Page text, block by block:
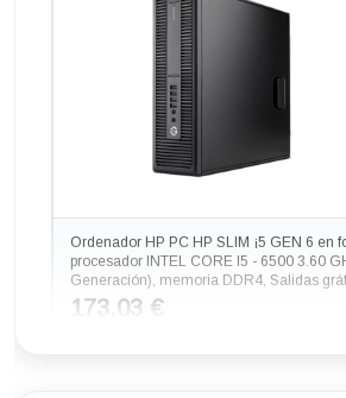
Ordenador HP PC HP SLIM ¡5 GEN 6 en
procesador INTEL CORE I5 - 6500 3.60
Generación), memoria DDR4, Salidas
173,03 €